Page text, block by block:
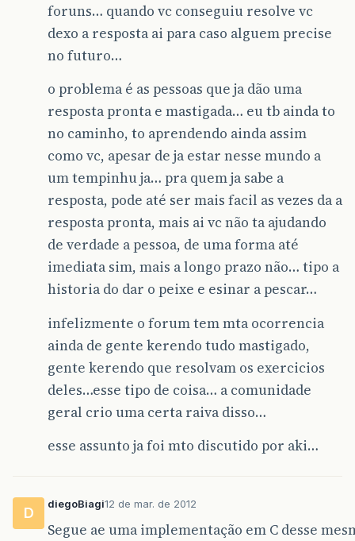
foruns… quando vc conseguiu resolve vc
dexo a resposta ai para caso alguem precise
no futuro…
o problema é as pessoas que ja dão uma
resposta pronta e mastigada… eu tb ainda to
no caminho, to aprendendo ainda assim
como vc, apesar de ja estar nesse mundo a
um tempinhu ja… pra quem ja sabe a
resposta, pode até ser mais facil as vezes da a
resposta pronta, mais ai vc não ta ajudando
de verdade a pessoa, de uma forma até
imediata sim, mais a longo prazo não… tipo a
historia do dar o peixe e esinar a pescar…
infelizmente o forum tem mta ocorrencia
ainda de gente kerendo tudo mastigado,
gente kerendo que resolvam os exercicios
deles…esse tipo de coisa… a comunidade
geral crio uma certa raiva disso…
esse assunto ja foi mto discutido por aki…
D
diegoBiagi12 de mar. de 2012
Segue ae uma implementação em C desse